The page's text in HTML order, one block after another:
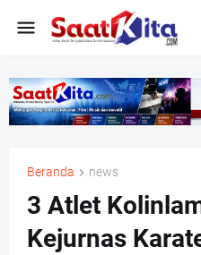
Beranda news
3 Atlet
Kejurnas